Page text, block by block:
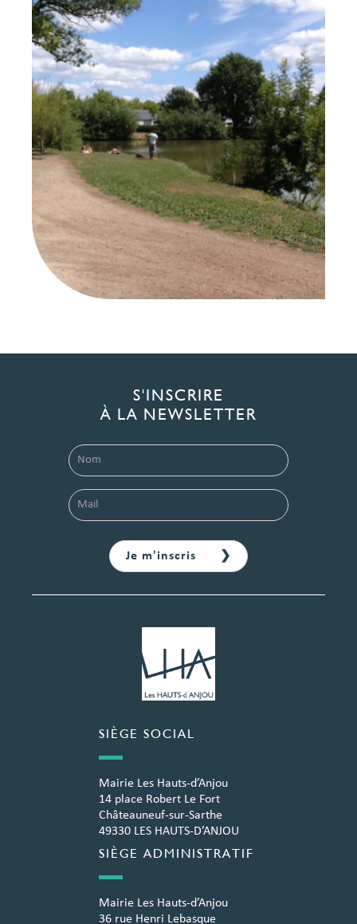
S'INSCRIRE
À LA NEWSLETTER
SIÈGE SOCIAL
Mairie Les Hauts-d’Anjou
14 place Robert Le Fort
Châteauneuf-sur-Sarthe
49330 LES HAUTS-D’ANJOU
SIÈGE ADMINISTRATIF
Mairie Les Hauts-d’Anjou
36 rue Henri Lebasque